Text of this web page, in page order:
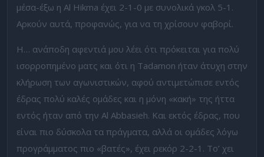
μέσα-έξω η Al Hikma έχει 2-1-0 με συνολικά γκολ 5-1.
Αρκούν αυτά, προφανώς, για να τη χρίσουν φαβορί.
Η… ανάποδη αφεντιά μου λέει ότι πρόκειται για πολύ
ισορροπημένο ματς και ότι η Tadamon ήταν άτυχη στην
κλήρωση των αγωνιστικών, αφού αντιμετώπισε εντός
έδρας πολύ καλές ομάδες και η μόνη «κακή» της ήττα
εντός ήταν από την Al Abbasieh. Και εκτός έδρας, που
είναι πιο δύσκολα τα πράγματα, αλλά οι ομάδες λόγω
προγράμματος πιο «βατές», έχει ρεκόρ 2-2-1. Το’ χει